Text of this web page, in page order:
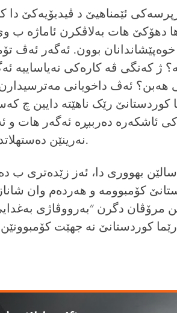
ئێمناهیێ د ڤیدیۆیەکێ دا
دهۆکێ هات به‌لاڤکرن ئاماژه‌
بوون. ئه‌گه‌ر ئه‌ڤ
ژ که‌نگی ڤه‌ کارەکی نه‌یاساییە
هه‌بن؟ ئه‌ڤ داخویانی‌
رێک ناهێته‌ دایین چ
ئاشکه‌ره‌ دەرببڕه ئەگەر هات و
نه‌رینێن ده‌ستهلاتدارێن ده‌ڤه‌رێ بن.
سالێن بهووری دا، ئه‌ز زێده‌تری ب
کۆمبوومه‌ و هه‌رده‌م وان
مرۆڤان دگرن "به‌رووڤاژی
کوردستانێ نه‌ جهێت کۆمبوونێن